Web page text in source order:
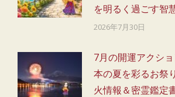
を明るく過ごす智
2026年7月30日
7月の開運アクシ
本の夏を彩るお祭
火情報＆密霊鑑定